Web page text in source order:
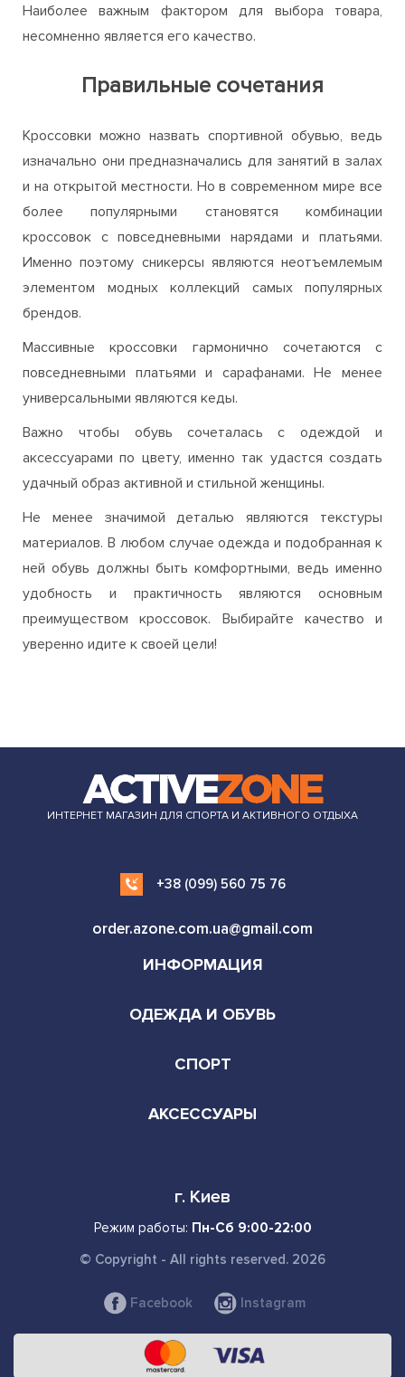
Наиболее важным фактором для выбора товара,
несомненно является его качество.
Правильные сочетания
Кроссовки можно назвать спортивной обувью, ведь
изначально они предназначались для занятий в залах
и на открытой местности. Но в современном мире все
более популярными становятся комбинации
кроссовок с повседневными нарядами и платьями.
Именно поэтому сникерсы являются неотъемлемым
элементом модных коллекций самых популярных
брендов.
Массивные кроссовки гармонично сочетаются с
повседневными платьями и сарафанами. Не менее
универсальными являются кеды.
Важно чтобы обувь сочеталась с одеждой и
аксессуарами по цвету, именно так удастся создать
удачный образ активной и стильной женщины.
Не менее значимой деталью являются текстуры
материалов. В любом случае одежда и подобранная к
ней обувь должны быть комфортными, ведь именно
удобность и практичность являются основным
преимуществом кроссовок. Выбирайте качество и
уверенно идите к своей цели!
ИНТЕРНЕТ МАГАЗИН ДЛЯ СПОРТА И АКТИВНОГО ОТДЫХА
+38 (099) 560 75 76
order.azone.com.ua@gmail.com
ИНФОРМАЦИЯ
ОДЕЖДА И ОБУВЬ
СПОРТ
АКСЕССУАРЫ
г. Киев
Режим работы: Пн-Сб 9:00-22:00
© Copyright - All rights reserved. 2026
Facebook Instagram